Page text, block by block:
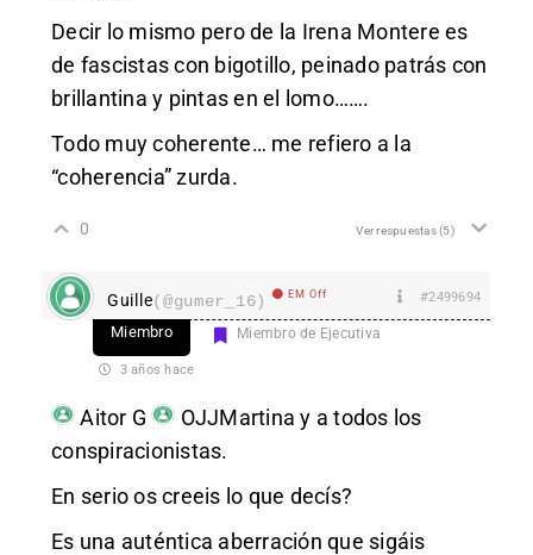
Decir lo mismo pero de la Irena Montere es
de fascistas con bigotillo, peinado patrás con
brillantina y pintas en el lomo…….
Todo muy coherente… me refiero a la
“coherencia” zurda.
0 Ver respuestas(5)
Guille(@gumer_16) EM Off #2499694
Miembro Miembro de Ejecutiva
3 años hace
Aitor G OJJMartina y a todos los
conspiracionistas.
En serio os creeis lo que decís?
Es una auténtica aberración que sigáis